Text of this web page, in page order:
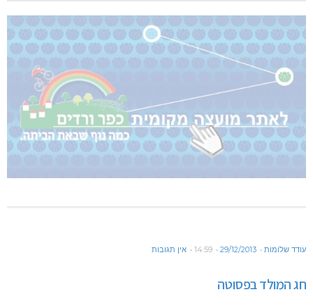
עודד שלומות 29/12/2013
14:59 אין תגובות
חג המולד בפסוטה